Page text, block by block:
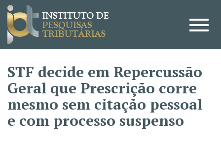
STF decide em Repercussão
Geral que Prescrição corre
mesmo sem citação pessoal
e com processo suspenso